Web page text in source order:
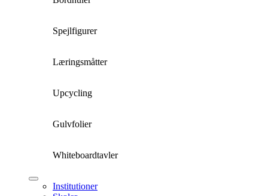
Spejlfigurer
Læringsmåtter
Upcycling
Gulvfolier
Whiteboardtavler
Institutioner